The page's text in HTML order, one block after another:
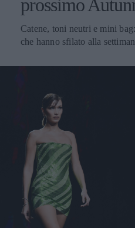
prossimo
Catene, toni neutri e mini
che hanno sfilato alla